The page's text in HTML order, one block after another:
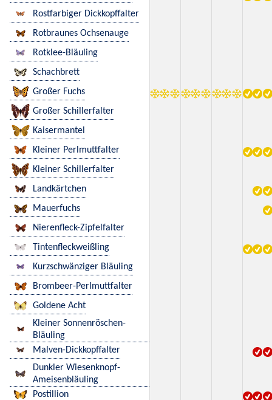
Rostfarbiger Dickkopffalter
Rotbraunes Ochsenauge
Rotklee-Bläuling
Schachbrett
Großer Fuchs
Großer Schillerfalter
Kaisermantel
Kleiner Perlmuttfalter
Kleiner Schillerfalter
Landkärtchen
Mauerfuchs
Nierenfleck-Zipfelfalter
Tintenfleckweißling
Kurzschwänziger Bläuling
Brombeer-Perlmuttfalter
Goldene Acht
Kleiner Sonnenröschen-
Bläuling
Malven-Dickkopffalter
Dunkler Wiesenknopf-
Ameisenbläuling
Postillion